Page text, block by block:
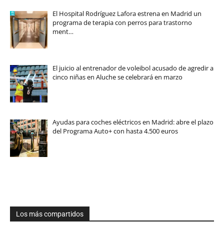
El Hospital Rodríguez Lafora estrena en Madrid un
programa de terapia con perros para trastorno
ment…
El juicio al entrenador de voleibol acusado de agredir a
cinco niñas en Aluche se celebrará en marzo
Ayudas para coches eléctricos en Madrid: abre el plazo
del Programa Auto+ con hasta 4.500 euros
Los más compartidos